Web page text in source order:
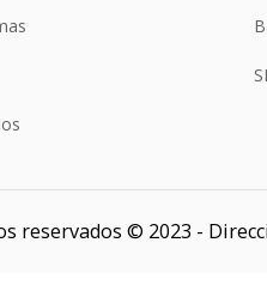
reservados © 2023 -